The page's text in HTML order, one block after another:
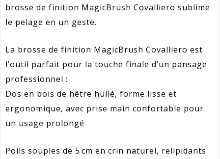
brosse de finition MagicBrush Covalliero sublime
le pelage en un geste.
La brosse de finition MagicBrush Covalliero est
l’outil parfait pour la touche finale d’un pansage
professionnel :
Dos en bois de hêtre huilé, forme lisse et
ergonomique, avec prise main confortable pour
un usage prolongé
Poils souples de 5 cm en crin naturel, relipidants